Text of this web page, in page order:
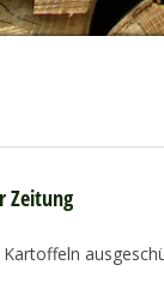
Zeitung